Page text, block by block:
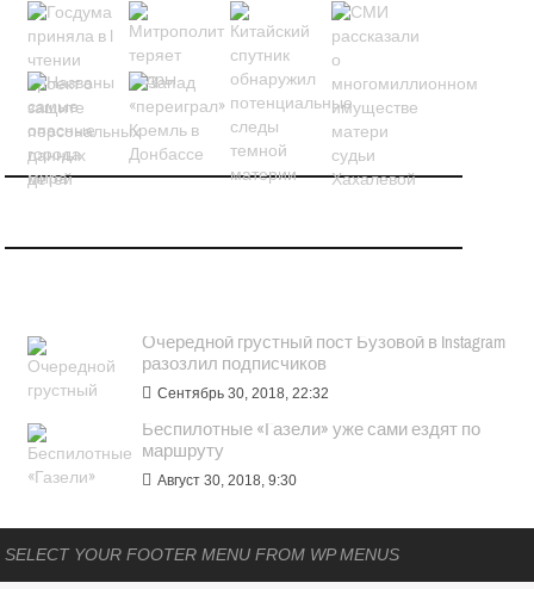
Очередной грустный пост Бузовой в Instagram
разозлил подписчиков
Сентябрь 30, 2018, 22:32
Беспилотные «Газели» уже сами ездят по
маршруту
Август 30, 2018, 9:30
SELECT YOUR FOOTER MENU FROM WP MENUS